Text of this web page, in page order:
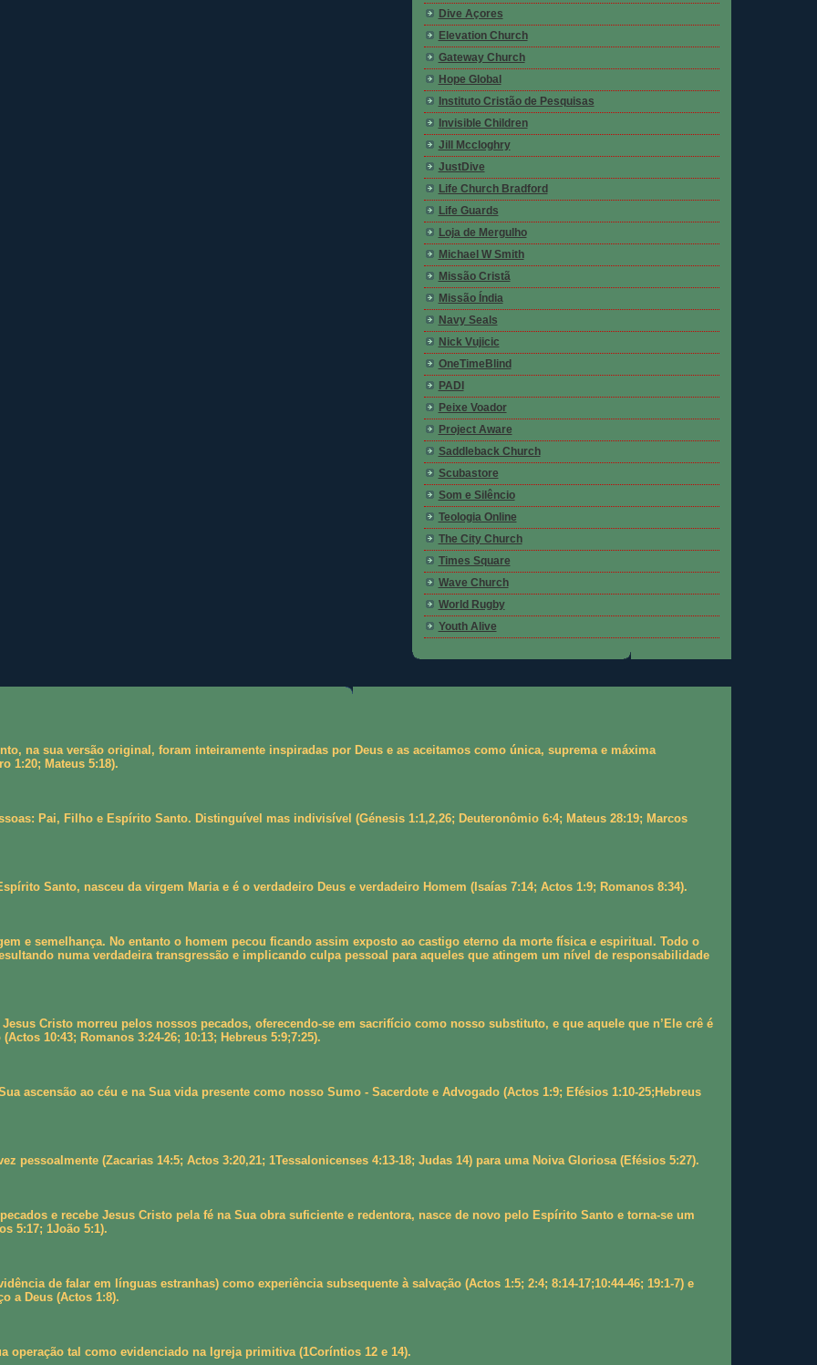
Dive Açores
Elevation Church
Gateway Church
Hope Global
Instituto Cristão de Pesquisas
Invisible Children
Jill Mccloghry
JustDive
Life Church Bradford
Life Guards
Loja de Mergulho
Michael W Smith
Missão Cristã
Missão Índia
Navy Seals
Nick Vujicic
OneTimeBlind
PADI
Peixe Voador
Project Aware
Saddleback Church
Scubastore
Som e Silêncio
Teologia Online
The City Church
Times Square
Wave Church
World Rugby
Youth Alive
na sua versão original, foram inteiramente inspiradas por Deus e as aceitamos como única, suprema e máxima
1:20; Mateus 5:18).
Pai, Filho e Espírito Santo. Distinguível mas indivisível (Génesis 1:1,2,26; Deuteronômio 6:4; Mateus 28:19; Marcos
Santo, nasceu da virgem Maria e é o verdadeiro Deus e verdadeiro Homem (Isaías 7:14; Actos 1:9; Romanos 8:34).
e semelhança. No entanto o homem pecou ficando assim exposto ao castigo eterno da morte física e espiritual. Todo o
numa verdadeira transgressão e implicando culpa pessoal para aqueles que atingem um nível de responsabilidade
Cristo morreu pelos nossos pecados, oferecendo-se em sacrifício como nosso substituto, e que aquele que n’Ele crê é
10:43; Romanos 3:24-26; 10:13; Hebreus 5:9;7:25).
ascensão ao céu e na Sua vida presente como nosso Sumo - Sacerdote e Advogado (Actos 1:9; Efésios 1:10-25;Hebreus
pessoalmente (Zacarias 14:5; Actos 3:20,21; 1Tessalonicenses 4:13-18; Judas 14) para uma Noiva Gloriosa (Efésios 5:27).
e recebe Jesus Cristo pela fé na Sua obra suficiente e redentora, nasce de novo pelo Espírito Santo e torna-se um
5:17; 1João 5:1).
de falar em línguas estranhas) como experiência subsequente à salvação (Actos 1:5; 2:4; 8:14-17;10:44-46; 19:1-7) e
a Deus (Actos 1:8).
operação tal como evidenciado na Igreja primitiva (1Coríntios 12 e 14).